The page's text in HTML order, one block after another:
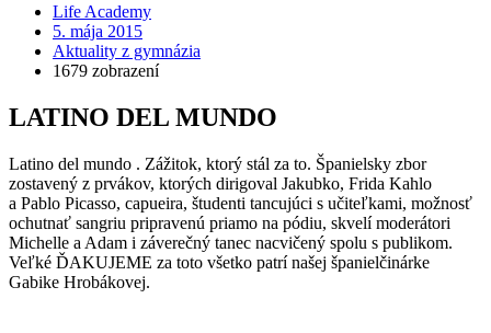
Life Academy
5. mája 2015
Aktuality z gymnázia
1679 zobrazení
LATINO DEL MUNDO
Latino del mundo . Zážitok, ktorý stál za to. Španielsky zbor
zostavený z prvákov, ktorých dirigoval Jakubko, Frida Kahlo
a Pablo Picasso, capueira, študenti tancujúci s učiteľkami, možnosť
ochutnať sangriu pripravenú priamo na pódiu, skvelí moderátori
Michelle a Adam i záverečný tanec nacvičený spolu s publikom.
Veľké ĎAKUJEME za toto všetko patrí našej španielčinárke
Gabike Hrobákovej.